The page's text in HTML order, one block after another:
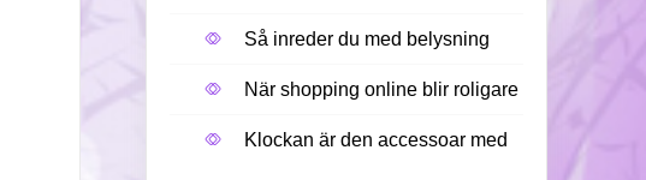
Så inreder du med belysning
När shopping online blir roligare
Klockan är den accessoar med